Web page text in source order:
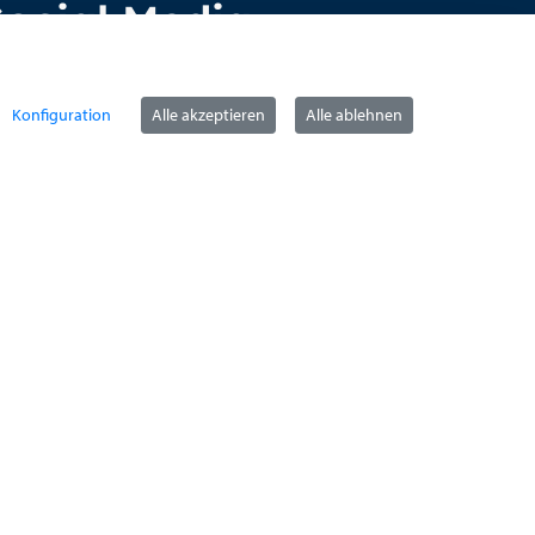
Media
Konfiguration Alle akzeptieren Alle ablehnen